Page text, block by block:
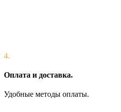
4.
Оплата и доставка.
Удобные методы оплаты.